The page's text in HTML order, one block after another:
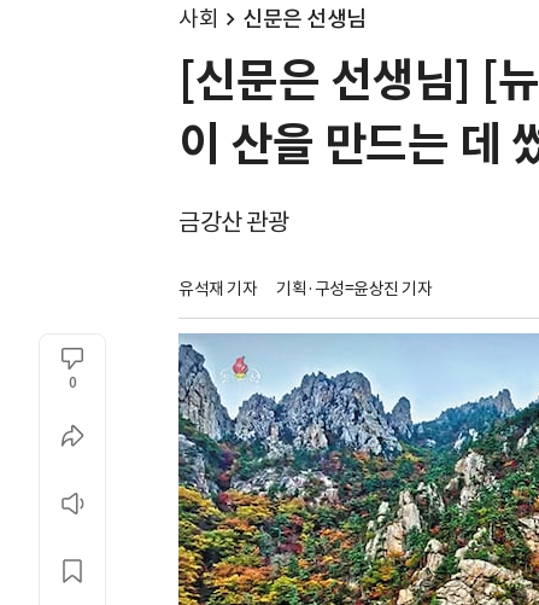
사회 신문은 선생님
[신문은 선생님] [
이 산을 만드는 데
금강산 관광
유석재 기자 기획·구성=윤상진 기자
0